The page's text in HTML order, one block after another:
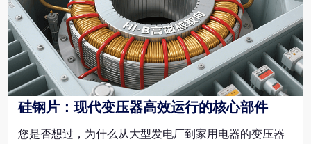
硅钢片：现代变压器高效运行的核心部件
您是否想过，为什么从大型发电厂到家用电器的变压器